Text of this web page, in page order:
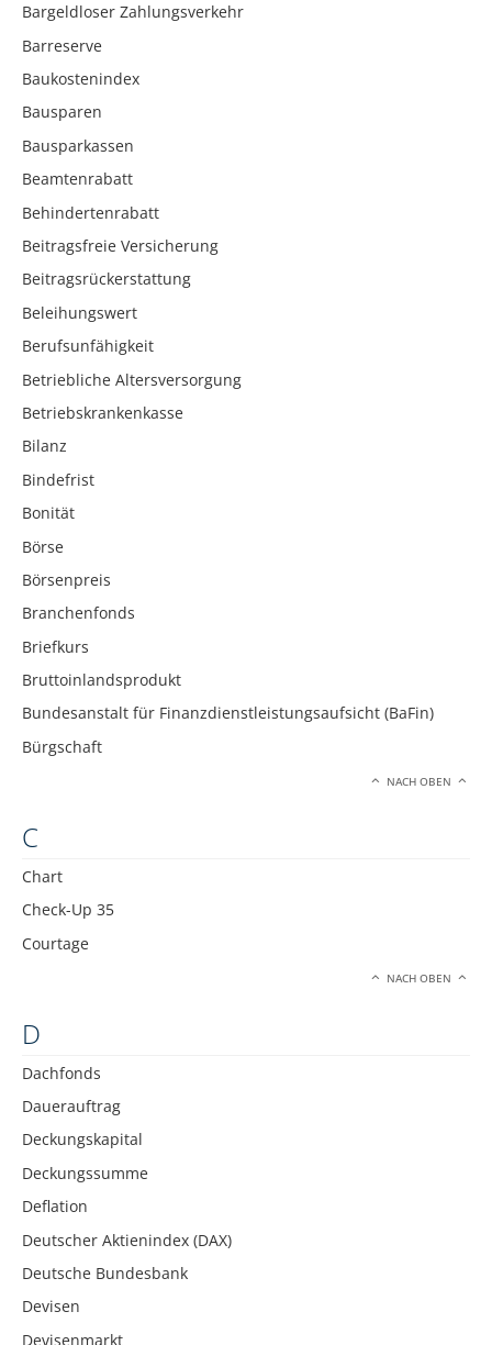
Bargeldloser Zahlungsverkehr
Barreserve
Baukostenindex
Bausparen
Bausparkassen
Beamtenrabatt
Behindertenrabatt
Beitragsfreie Versicherung
Beitragsrückerstattung
Beleihungswert
Berufsunfähigkeit
Betriebliche Altersversorgung
Betriebskrankenkasse
Bilanz
Bindefrist
Bonität
Börse
Börsenpreis
Branchenfonds
Briefkurs
Bruttoinlandsprodukt
Bundesanstalt für Finanzdienstleistungsaufsicht (BaFin)
Bürgschaft
NACH OBEN
C
Chart
Check-Up 35
Courtage
NACH OBEN
D
Dachfonds
Dauerauftrag
Deckungskapital
Deckungssumme
Deflation
Deutscher Aktienindex (DAX)
Deutsche Bundesbank
Devisen
Devisenmarkt